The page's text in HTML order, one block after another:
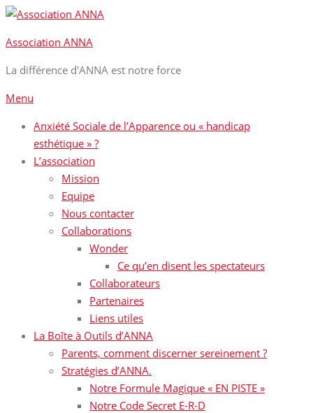
Aller
contenu
Association ANNA
La différence d'ANNA est notre force
Menu
Anxiété Sociale de l’Apparence ou « handicap
esthétique » ?
L’association
Mission
Equipe
Nous contacter
Collaborations
Wonder
Ce qu’en disent les spectateurs
Collaborateurs
Partenaires
Liens utiles
La Boîte à Outils d’ANNA
Parents, comment discerner sereinement ?
Stratégies d’ANNA.
Notre Formule Magique « EN PISTE »
Notre Code Secret E-R-D